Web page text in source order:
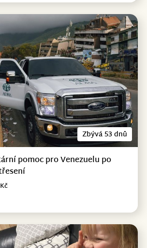
Zbývá 53 dnů
pomoc pro Venezuelu po